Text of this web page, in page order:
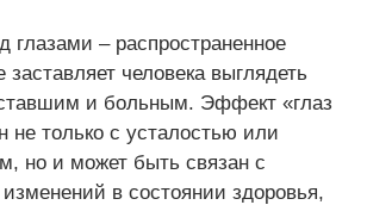
глазами – распространенное
заставляет человека выглядеть
и больным. Эффект «глаз
не только с усталостью или
но и может быть связан с
в состоянии здоровья,